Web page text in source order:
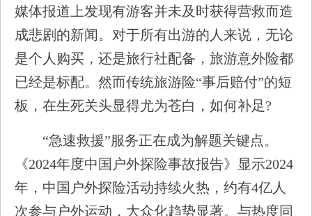
媒体报道上发现有游客并未及时获得营救而造
成悲剧的新闻。对于所有出游的人来说，无论
是个人购买，还是旅行社配备，旅游意外险都
已经是标配。然而传统旅游险“事后赔付”的短
板，在生死关头显得尤为苍白，如何补足?
“急速救援”服务正在成为解题关键点。
《2024年度中国户外探险事故报告》显示2024
年，中国户外探险活动持续火热，约有4亿人
次参与户外运动，大众化趋势显著。与热度同